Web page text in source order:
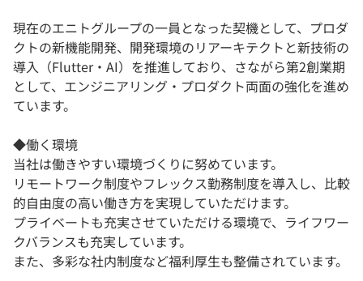
現在のエニトグループの一員となった契機として、プロダ
クトの新機能開発、開発環境のリアーキテクトと新技術の
導入（Flutter・AI）を推進しており、さながら第2創業期
として、エンジニアリング・プロダクト両面の強化を進め
ています。
◆働く環境
当社は働きやすい環境づくりに努めています。
リモートワーク制度やフレックス勤務制度を導入し、比較
的自由度の高い働き方を実現していただけます。
プライベートも充実させていただける環境で、ライフワー
クバランスも充実しています。
また、多彩な社内制度など福利厚生も整備されています。